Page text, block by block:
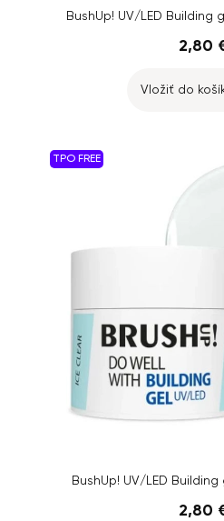
BushUp! UV/LED Building
2,80
Vložiť do
TPO FREE
BushUp! UV/LED
2,80